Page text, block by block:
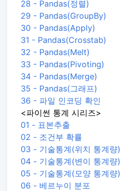
28 - Pandas(정렬)
29 - Pandas(GroupBy)
30 - Pandas(Apply)
31 - Pandas(Crosstab)
32 - Pandas(Melt)
33 - Pandas(Pivoting)
34 - Pandas(Merge)
35 - Pandas(그래프)
36 - 파일 인코딩 확인
<파이썬 통계 시리즈>
01 - 표본추출
02 - 조건부 확률
03 - 기술통계(위치 통계량)
04 - 기술통계(변이 통계량)
05 - 기술통계(모양 통계량)
06 - 베르누이 분포